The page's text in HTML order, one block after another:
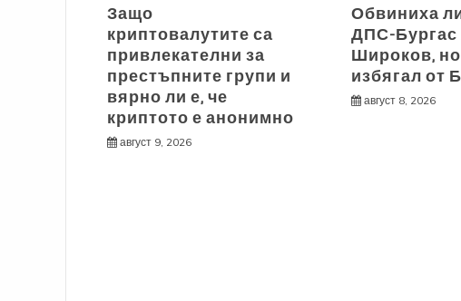
Защо
криптовалутите са
привлекателни за
престъпните групи и
вярно ли е, че
криптото е анонимно
август 9, 2026
Обвиниха
ДПС-Бургас
Широков,
избягал от
август 8, 2026